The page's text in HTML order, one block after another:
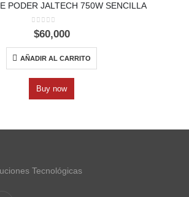
PODER JALTECH 750W SENCILLA
0out of 5
$60,000
AÑADIR AL CARRITO
Buy now
Tecnológicas